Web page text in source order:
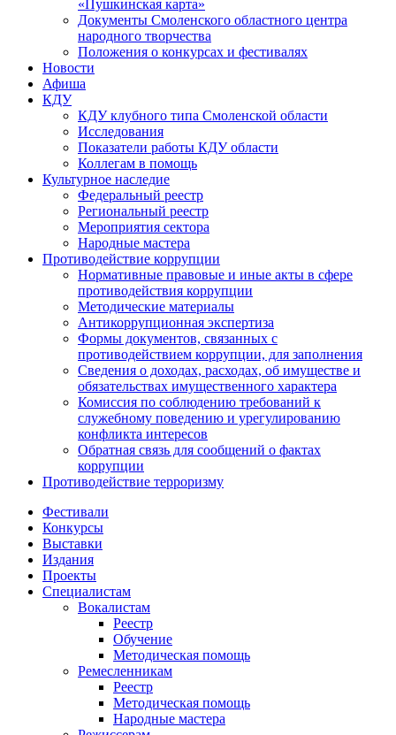
«Пушкинская карта»
Документы Смоленского областного центра
народного творчества
Положения о конкурсах и фестивалях
Новости
Афиша
КДУ
КДУ клубного типа Смоленской области
Исследования
Показатели работы КДУ области
Коллегам в помощь
Культурное наследие
Федеральный реестр
Региональный реестр
Мероприятия сектора
Народные мастера
Противодействие коррупции
Нормативные правовые и иные акты в сфере
противодействия коррупции
Методические материалы
Антикоррупционная экспертиза
Формы документов, связанных с
противодействием коррупции, для заполнения
Сведения о доходах, расходах, об имуществе и
обязательствах имущественного характера
Комиссия по соблюдению требований к
служебному поведению и урегулированию
конфликта интересов
Обратная связь для сообщений о фактах
коррупции
Противодействие терроризму
Фестивали
Конкурсы
Выставки
Издания
Проекты
Специалистам
Вокалистам
Реестр
Обучение
Методическая помощь
Ремесленникам
Реестр
Методическая помощь
Народные мастера